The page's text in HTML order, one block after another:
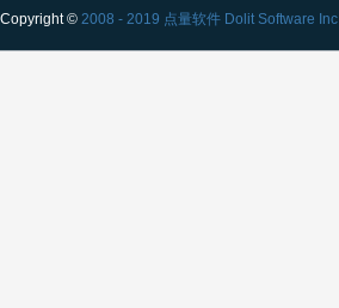
Copyright © 2008 - 2019 点量软件 Dolit Software Inc